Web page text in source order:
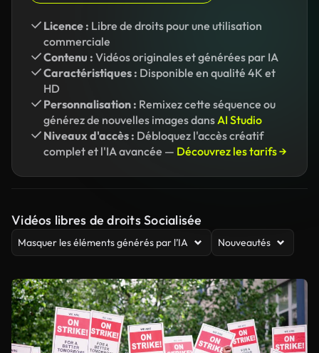
Licence : Libre de droits pour une utilisation
commerciale
Contenu : Vidéos originales et générées par IA
Caractéristiques : Disponible en qualité 4K et
HD
Personnalisation : Remixez cette séquence ou
générez de nouvelles images dansAI Studio
Niveaux d'accès : Débloquez l'accès créatif
complet et l'IA avancée — Découvrez les tarifs →
Vidéos libres de droits Socialisée
Masquer les éléments générés par l’IA Nouveautés